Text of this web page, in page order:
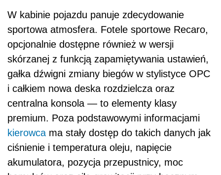
W kabinie pojazdu panuje zdecydowanie
sportowa atmosfera. Fotele sportowe Recaro,
opcjonalnie dostępne również w wersji
skórzanej z funkcją zapamiętywania ustawień,
gałka dźwigni zmiany biegów w stylistyce OPC
i całkiem nowa deska rozdzielcza oraz
centralna konsola — to elementy klasy
premium. Poza podstawowymi informacjami
kierowca ma stały dostęp do takich danych jak
ciśnienie i temperatura oleju, napięcie
akumulatora, pozycja przepustnicy, moc